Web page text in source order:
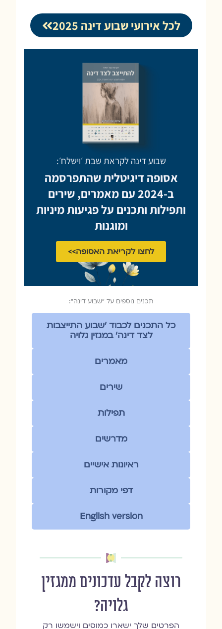
לכל אירועי שבוע דינה 2025
שבוע דינה לקראת שבת ׳וישלח׳:
אסופה דיגיטלית שהתפרסמה
ב-2024 עם מאמרים, שירים
ותפילות ותכנים על פגיעות מיניות
ומוגנות
לחצו לקריאת האסופה>>
תכנים נוספים על ״שבוע דינה״:
כל התכנים לכבוד ׳שבוע התייצבות
לצד דינה׳ במגזין גלויה
מאמרים
שירים
תפילות
מדרשים
ראיונות אישיים
דפי מקורות
English version
רוצה לקבל עדכונים ממגזין
גלויה?
הפרטים שלך ישארו כמוסים וישמשו רק